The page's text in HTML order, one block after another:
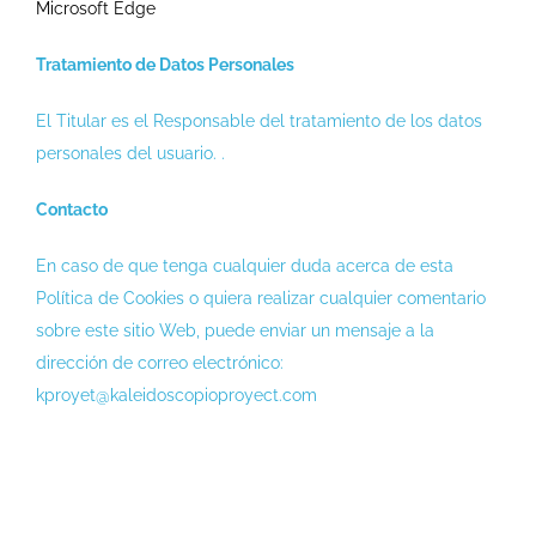
Microsoft Edge
Tratamiento de Datos Personales
El Titular es el Responsable del tratamiento de los datos
personales del usuario. .
Contacto
En caso de que tenga cualquier duda acerca de esta
Política de Cookies o quiera realizar cualquier comentario
sobre este sitio Web, puede enviar un mensaje a la
dirección de correo electrónico:
kproyet@kaleidoscopioproyect.com